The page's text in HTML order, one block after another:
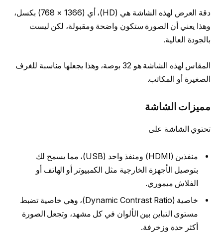
دقة العرض لهذه الشاشة هي (HD)، أي (1366 × 768) بكسل،
وهذا يعني أن الصورة ستكون واضحة ومقبولة، لكن ليست
بالجودة العالية.
المقاس لهذه الشاشة هو 32 بوصة، وهذا يجعلها مناسبة للغرف
الصغيرة أو المكاتب.
مميزات الشاشة
تحتوي الشاشة على
منفذين (HDMI) ومنفذ واحد (USB)، مما يسمح لك
بتوصيل الأجهزة الخارجية مثل الكمبيوتر أو الهاتف أو
الفلاش ميموري.
خاصية (Dynamic Contrast Ratio)، وهي خاصية تضبط
مستوى التباين بين الألوان في كل مشهد، وتجعل الصورة
أكثر حدة وزخرفة.